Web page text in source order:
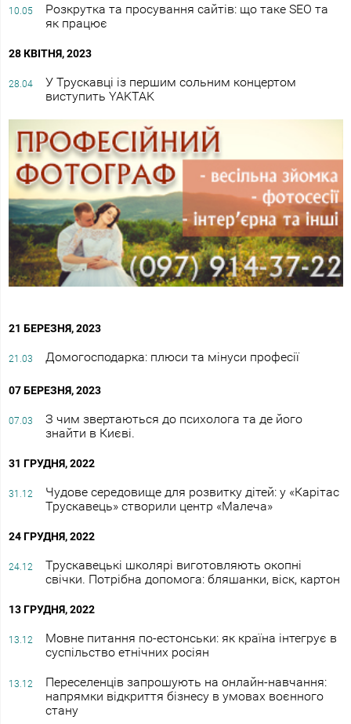
10.05
Розкрутка та просування сайтів: що таке SEO та
як працює
28 КВІТНЯ, 2023
28.04
У Трускавці із першим сольним концертом
виступить YAKTAK
21 БЕРЕЗНЯ, 2023
21.03 Домогосподарка: плюси та мінуси професії
07 БЕРЕЗНЯ, 2023
07.03
З чим звертаються до психолога та де його
знайти в Києві.
31 ГРУДНЯ, 2022
31.12
Чудове середовище для розвитку дітей: у «Карітас
Трускавець» створили центр «Малеча»
24 ГРУДНЯ, 2022
24.12
Трускавецькі школярі виготовляють окопні
свічки. Потрібна допомога: бляшанки, віск, картон
13 ГРУДНЯ, 2022
13.12
Мовне питання по-естонськи: як країна інтегрує в
суспільство етнічних росіян
13.12
Переселенців запрошують на онлайн-навчання:
напрямки відкриття бізнесу в умовах воєнного
стану